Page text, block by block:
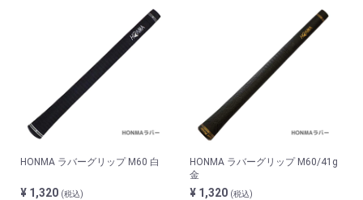
HONMA ラバーグリップ M60 白
¥ 1,320 (税込)
HONMA ラバーグリップ M60/41g
金
¥ 1,320 (税込)